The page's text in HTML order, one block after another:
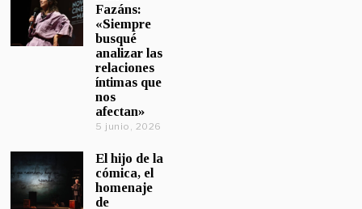
Fazáns:
«Siempre
busqué
analizar las
relaciones
íntimas que
nos
afectan»
5 junio, 2026
El hijo de la
cómica, el
homenaje
de